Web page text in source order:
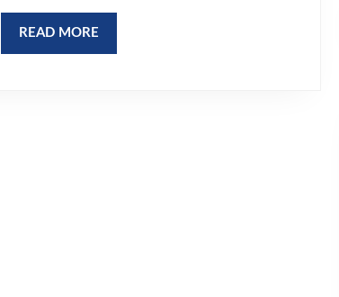
READ MORE
MORE